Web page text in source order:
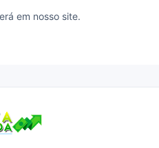
em nosso site.